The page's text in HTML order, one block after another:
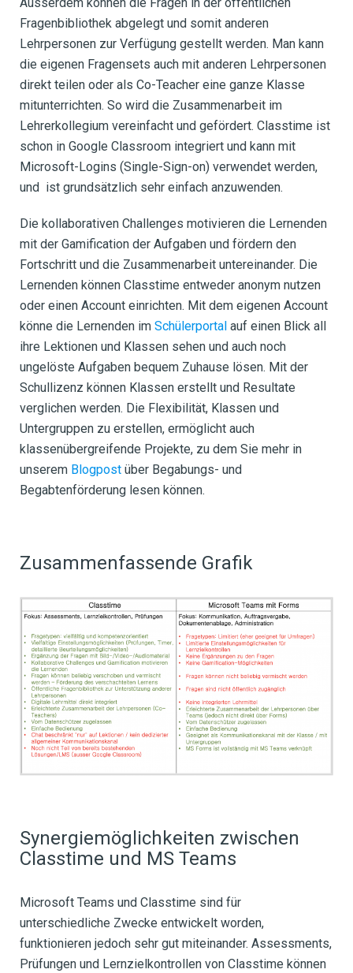
Ausserdem können die Fragen in der öffentlichen
Fragenbibliothek abgelegt und somit anderen
Lehrpersonen zur Verfügung gestellt werden. Man kann
die eigenen Fragensets auch mit anderen Lehrpersonen
direkt teilen oder als Co-Teacher eine ganze Klasse
mitunterrichten. So wird die Zusammenarbeit im
Lehrerkollegium vereinfacht und gefördert. Classtime ist
schon in Google Classroom integriert und kann mit
Microsoft-Logins (Single-Sign-on) verwendet werden,
und ist grundsätzlich sehr einfach anzuwenden.
Die kollaborativen Challenges motivieren die Lernenden
mit der Gamification der Aufgaben und fördern den
Fortschritt und die Zusammenarbeit untereinander. Die
Lernenden können Classtime entweder anonym nutzen
oder einen Account einrichten. Mit dem eigenen Account
könne die Lernenden im Schülerportal auf einen Blick all
ihre Lektionen und Klassen sehen und auch noch
ungelöste Aufgaben bequem Zuhause lösen. Mit der
Schullizenz können Klassen erstellt und Resultate
verglichen werden. Die Flexibilität, Klassen und
Untergruppen zu erstellen, ermöglicht auch
klassenübergreifende Projekte, zu dem Sie mehr in
unserem Blogpost über Begabungs- und
Begabtenförderung lesen können.
Zusammenfassende Grafik
Synergiemöglichkeiten zwischen
Classtime und MS Teams
Microsoft Teams und Classtime sind für
unterschiedliche Zwecke entwickelt worden,
funktionieren jedoch sehr gut miteinander. Assessments,
Prüfungen und Lernzielkontrollen von Classtime können